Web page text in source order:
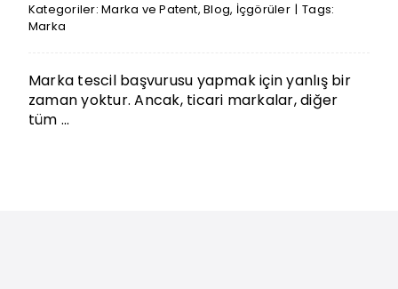
Kategoriler:Marka ve Patent,Blog, İçgörüler | Tags:
Marka
Marka tescil başvurusu yapmak için yanlış bir
zaman yoktur. Ancak, ticari markalar, diğer
tüm ...